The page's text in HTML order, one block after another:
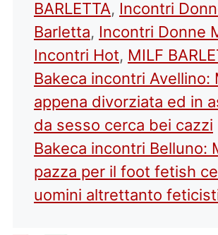
BARLETTA, Incontri
Barletta, Incontri Donne
Incontri Hot, MILF
Bakeca incontri Avellino:
appena divorziata ed in
da sesso cerca bei cazzi
Bakeca incontri Belluno:
pazza per il foot fetish
uomini altrettanto